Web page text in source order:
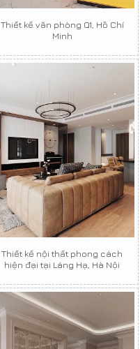
Thiết kế văn phòng Q1, Hồ Chí
Minh
Thiết kế nội thất phong cách
hiện đại tại Láng Hạ, Hà Nội